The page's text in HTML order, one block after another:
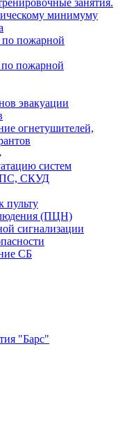
занятия.
минимуму
по пожарной
по пожарной
эвакуации
огнетушителей,
систем
ПС, СКУД
пульту
(ПЦН)
сигнализации
СБ
"Барс"